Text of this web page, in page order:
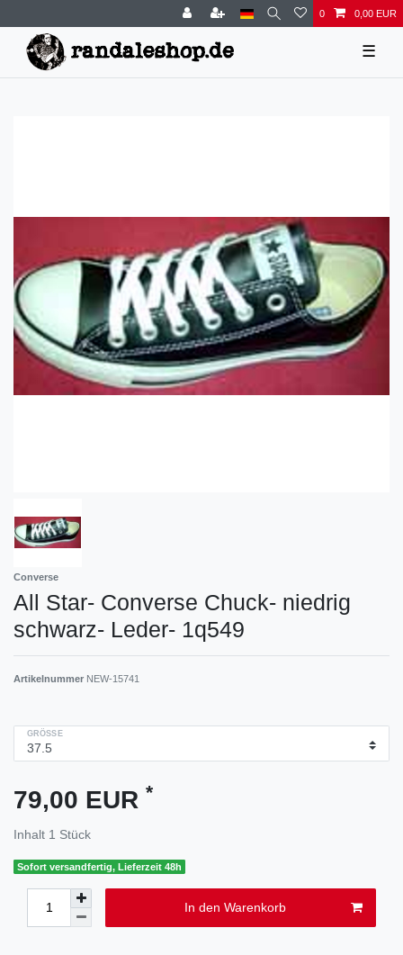
0 0,00 EUR
☰
Converse
All Star- Converse Chuck- niedrig
schwarz- Leder- 1q549
Artikelnummer NEW-15741
GRÖSSE
79,00 EUR *
Inhalt 1 Stück
Sofort versandfertig, Lieferzeit 48h
In den Warenkorb